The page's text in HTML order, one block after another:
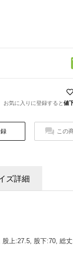
お気に入りに登録すると値
この
ズ詳細
上:27.5, 股下:70, 総